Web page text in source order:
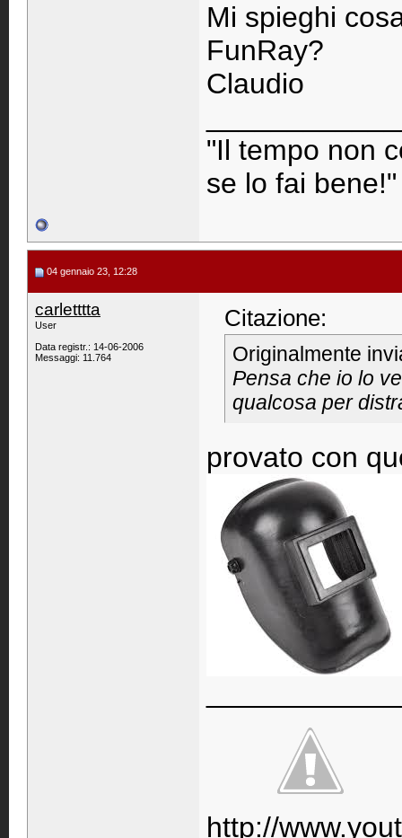
Mi spieghi
FunRay?
Claudio
"Il tempo non
se lo fai bene!"
04 gennaio 23, 12:28
carletttta
User
Data registr.: 14-06-2006
Messaggi: 11.764
Citazione:
Originalmente
Pensa che io lo
qualcosa per
provato con
http://